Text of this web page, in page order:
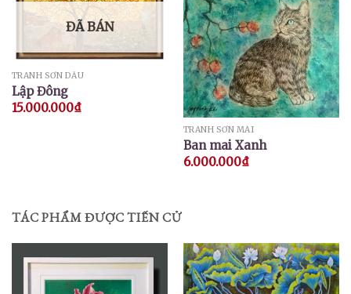
ĐÃ BÁN
TRANH SƠN DẦU
Lập Đông
15.000.000₫
TRANH SƠN MÀI
Ban mai Xanh
6.000.000₫
TÁC PHẨM ĐƯỢC TIẾN CỬ